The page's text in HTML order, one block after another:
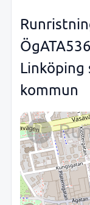
Linköping
kommun